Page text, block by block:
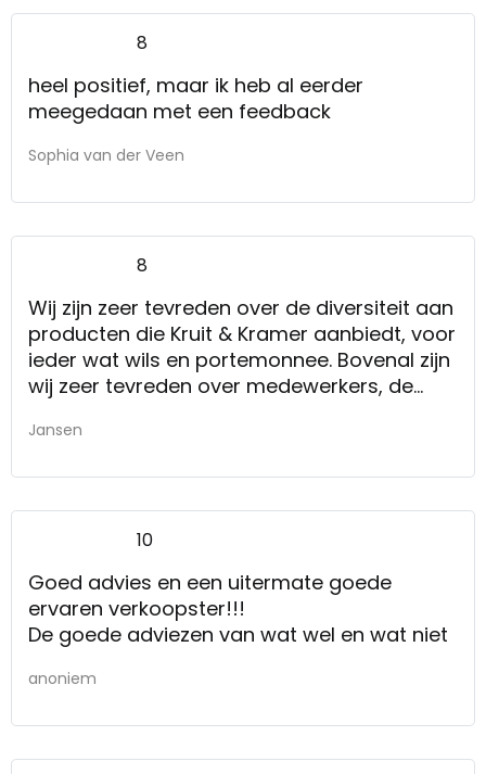
8
heel positief, maar ik heb al eerder
meegedaan met een feedback
Sophia van der Veen
8
Wij zijn zeer tevreden over de diversiteit aan
producten die Kruit & Kramer aanbiedt, voor
ieder wat wils en portemonnee. Bovenal zijn
wij zeer tevreden over medewerkers, de
Op dit moment zijn wij zeer content en
Jansen
10
Goed advies en een uitermate goede
ervaren verkoopster!!!
De goede adviezen van wat wel en wat niet
anoniem